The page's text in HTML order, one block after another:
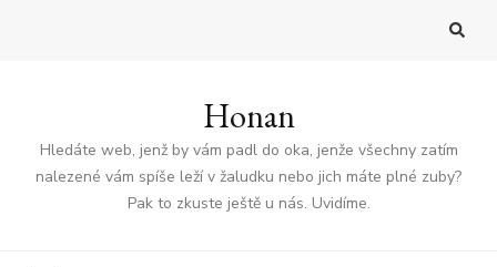
Honan
Hledáte web, jenž by vám padl do oka, jenže všechny zatím
nalezené vám spíše leží v žaludku nebo jich máte plné zuby?
Pak to zkuste ještě u nás. Uvidíme.